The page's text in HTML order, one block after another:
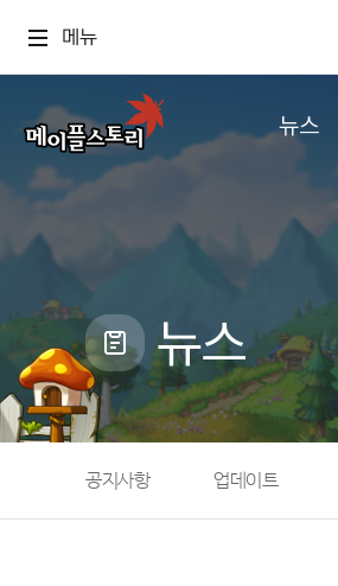
메뉴
뉴스
공지사항
업데이트
캐시샵 공지
메이플 알림판
with maple
뉴스
공지사항 업데이트